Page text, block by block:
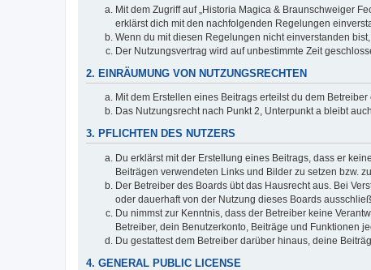
Mit dem Zugriff auf „Historia Magica & Braunschweiger
erklärst dich mit den nachfolgenden Regelungen
Wenn du mit diesen Regelungen nicht einverstanden
Der Nutzungsvertrag wird auf unbestimmte Zeit
2. EINRÄUMUNG VON NUTZUNGSRECHTEN
Mit dem Erstellen eines Beitrags erteilst du dem
Das Nutzungsrecht nach Punkt 2, Unterpunkt a bleibt
3. PFLICHTEN DES NUTZERS
Du erklärst mit der Erstellung eines Beitrags, dass er
Beiträgen verwendeten Links und Bilder zu setzen bzw.
Der Betreiber des Boards übt das Hausrecht aus. Bei
oder dauerhaft von der Nutzung dieses Boards
Du nimmst zur Kenntnis, dass der Betreiber keine
Betreiber, dein Benutzerkonto, Beiträge und Funktionen
Du gestattest dem Betreiber darüber hinaus, deine
4. GENERAL PUBLIC LICENSE